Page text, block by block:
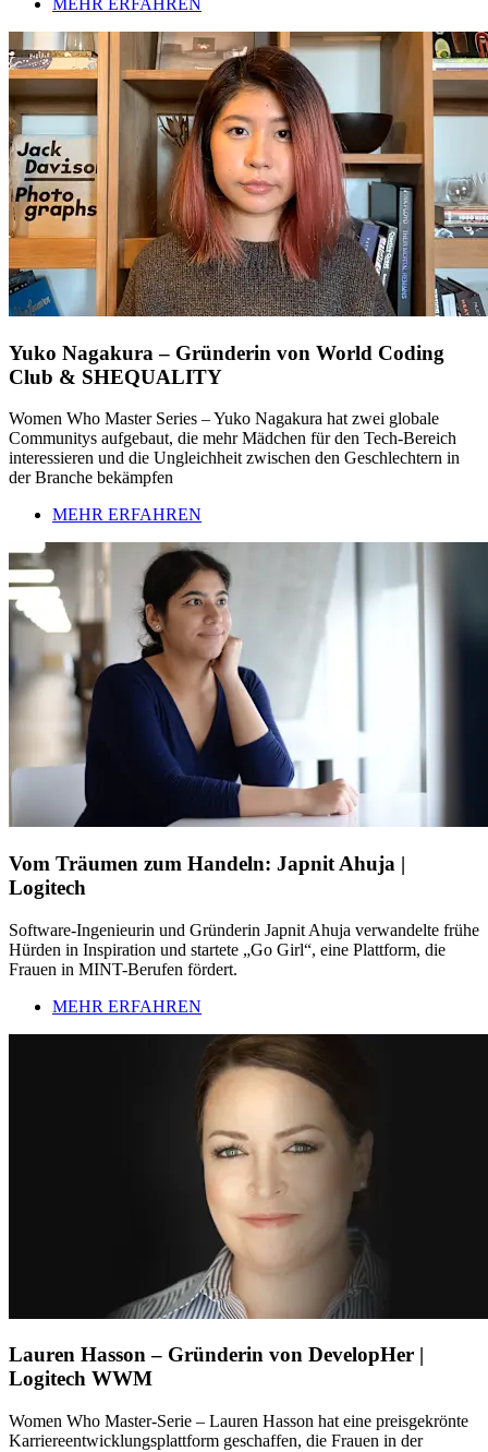
Yuko Nagakura – Gründerin von World Coding
Club & SHEQUALITY
Women Who Master Series – Yuko Nagakura hat zwei globale
Communitys aufgebaut, die mehr Mädchen für den Tech-Bereich
interessieren und die Ungleichheit zwischen den Geschlechtern in
der Branche bekämpfen
MEHR ERFAHREN
Vom Träumen zum Handeln: Japnit Ahuja |
Logitech
Software-Ingenieurin und Gründerin Japnit Ahuja verwandelte frühe
Hürden in Inspiration und startete „Go Girl“, eine Plattform, die
Frauen in MINT-Berufen fördert.
MEHR ERFAHREN
Lauren Hasson – Gründerin von DevelopHer |
Logitech WWM
Women Who Master-Serie – Lauren Hasson hat eine preisgekrönte
Karriereentwicklungsplattform geschaffen, die Frauen in der